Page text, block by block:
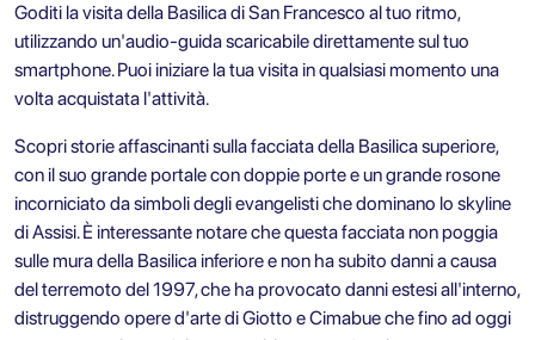
Goditi la visita della Basilica di San Francesco al tuo ritmo,
utilizzando un'audio-guida scaricabile direttamente sul tuo
smartphone. Puoi iniziare la tua visita in qualsiasi momento una
volta acquistata l'attività.
Scopri storie affascinanti sulla facciata della Basilica superiore,
con il suo grande portale con doppie porte e un grande rosone
incorniciato da simboli degli evangelisti che dominano lo skyline
di Assisi. È interessante notare che questa facciata non poggia
sulle mura della Basilica inferiore e non ha subito danni a causa
del terremoto del 1997, che ha provocato danni estesi all'interno,
distruggendo opere d'arte di Giotto e Cimabue che fino ad oggi